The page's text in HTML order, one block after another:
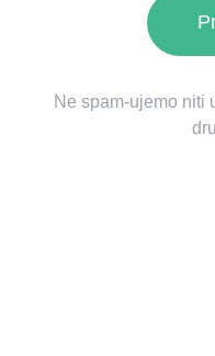
Ne spam-ujemo niti